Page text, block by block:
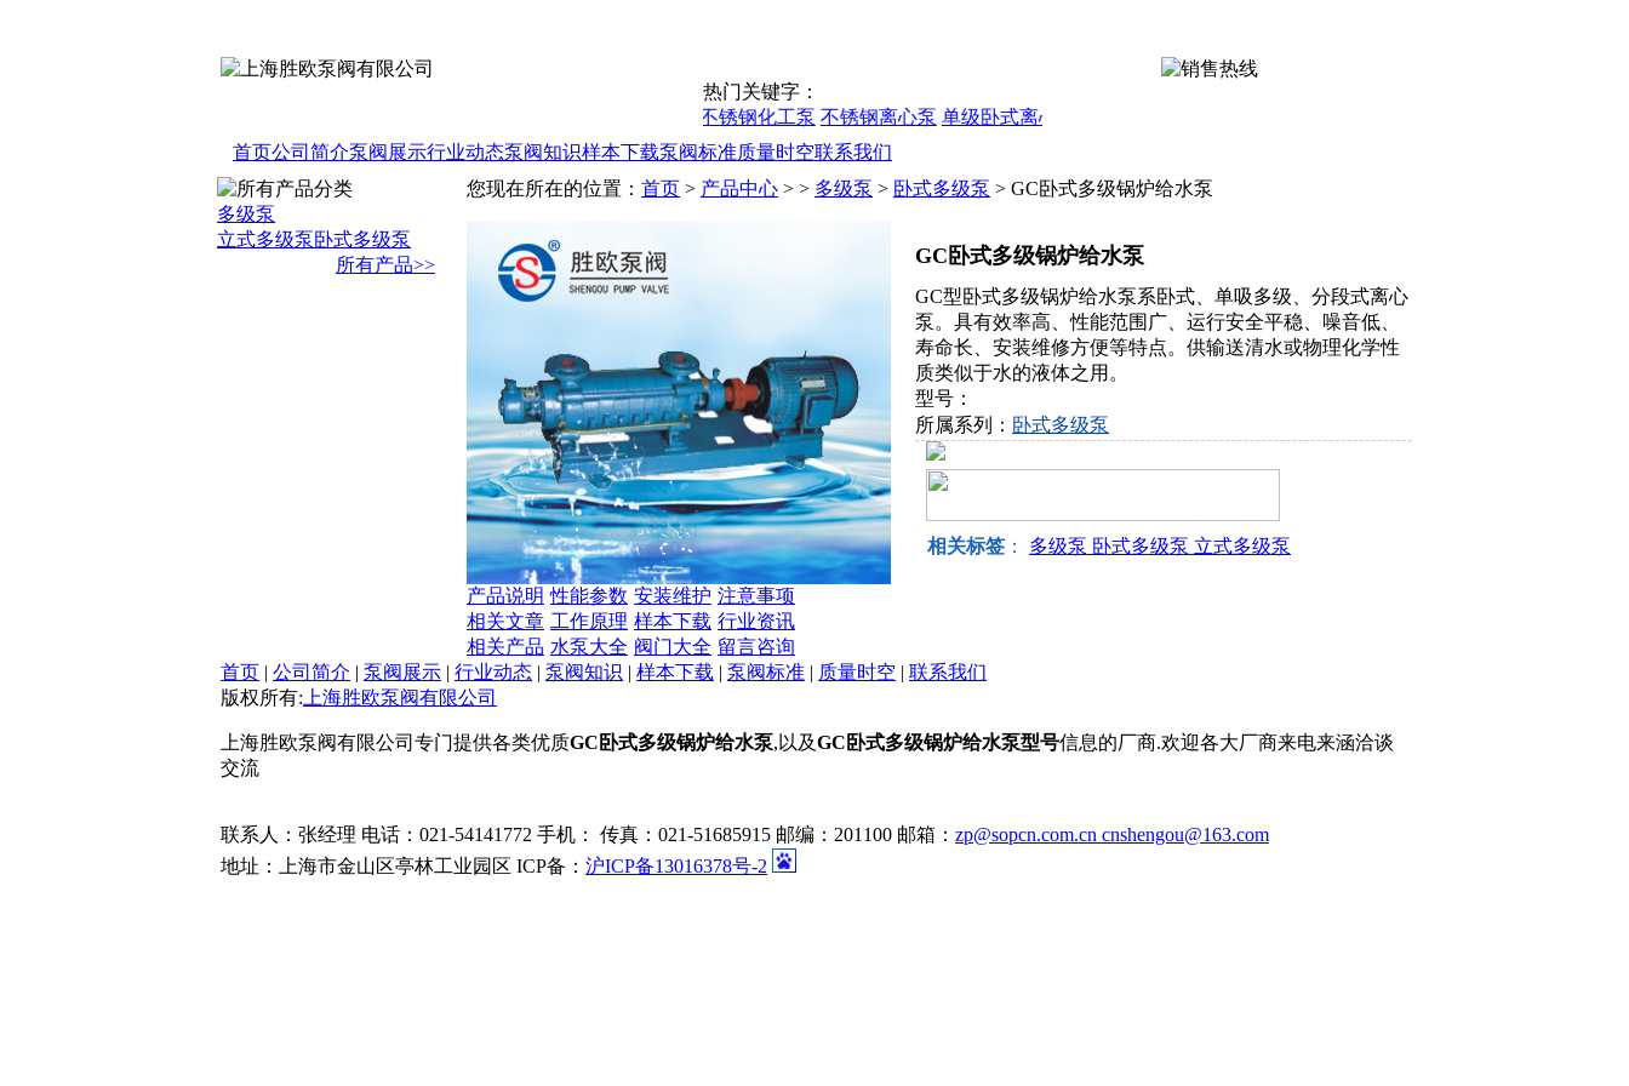
热门关键字：
不锈钢化工泵 不锈钢离心泵 单级卧式离心泵
首页公司简介泵阀展示行业动态泵阀知识样本下载泵阀标准质量时空联系我们
多级泵
立式多级泵卧式多级泵
所有产品>>
您现在所在的位置： 首页 > 产品中心 > > 多级泵 > 卧式多级泵 > GC卧式多级锅炉给水泵
GC卧式多级锅炉给水泵
GC型卧式多级锅炉给水泵系卧式、单吸多级、分段式离心
泵。具有效率高、性能范围广、运行安全平稳、噪音低、
寿命长、安装维修方便等特点。供输送清水或物理化学性
质类似于水的液体之用。
型号：
所属系列： 卧式多级泵
相关标签 ： 多级泵 卧式多级泵 立式多级泵
产品说明 性能参数 安装维护 注意事项
相关文章 工作原理 样本下载 行业资讯
相关产品 水泵大全 阀门大全 留言咨询
首页 | 公司简介 | 泵阀展示 | 行业动态 | 泵阀知识 | 样本下载 | 泵阀标准 | 质量时空 | 联系我们
版权所有: 上海胜欧泵阀有限公司
上海胜欧泵阀有限公司专门提供各类优质GC卧式多级锅炉给水泵,以及GC卧式多级锅炉给水泵型号信息的厂商.欢迎各大厂商来电来涵洽谈
交流
联系人：张经理 电话：021-54141772 手机： 传真：021-51685915 邮编：201100 邮箱： zp@sopcn.com.cn cnshengou@163.com
地址：上海市金山区亭林工业园区 ICP备： 沪ICP备13016378号-2